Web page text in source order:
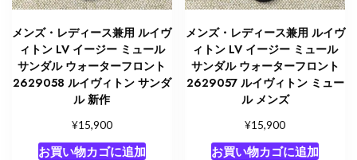
メンズ・レディース兼用 ルイヴ
ィトン LV イージー ミュール
サンダル ウォーターフロント
2629058 ルイヴィトン サンダ
ル 新作
¥15,900
お買い物カゴに追加
メンズ・レディース兼用 ルイヴ
ィトン LV イージー ミュール
サンダル ウォーターフロント
2629057 ルイヴィトン ミュー
ル メンズ
¥15,900
お買い物カゴに追加